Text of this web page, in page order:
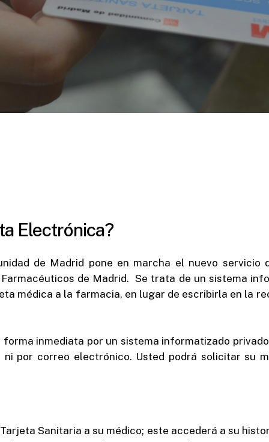
Electrónica?
de Madrid pone en marcha el nuevo servicio
de Madrid. Se trata de un sistema
médica a la farmacia, en lugar de escribirla en la
inmediata por un sistema informatizado
por correo electrónico. Usted podrá solicitar su
Sanitaria a su médico; este accederá a su